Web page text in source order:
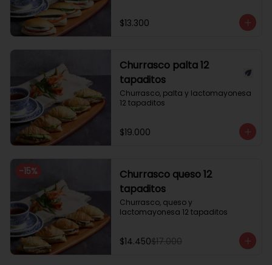
$13.300
Churrasco palta 12
tapaditos
Churrasco, palta y lactomayonesa
12 tapaditos
$19.000
-15%
Churrasco queso 12
tapaditos
Churrasco, queso y
lactomayonesa 12 tapaditos
$14.450$17.000